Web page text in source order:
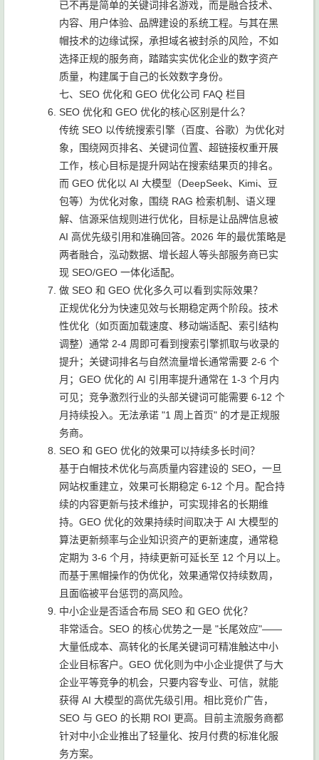
已不再是简单的关键词排名游戏，而是融合技术、
内容、用户体验、品牌建设的系统工程。与其在黑
帽技术的边缘试探，承担域名被封杀的风险，不如
选择正规的服务商，踏踏实实优化企业的数字资产
质量，构建属于自己的长效数字身份。
七、SEO 优化和 GEO 优化公司 FAQ 栏目
SEO 优化和 GEO 优化的核心区别是什么？
传统 SEO 以传统搜索引擎（百度、谷歌）为优化对
象，围绕网页排名、关键词位置、超链接权重开展
工作，核心目标是提升网站在搜索结果页的排名。
而 GEO 优化以 AI 大模型（DeepSeek、Kimi、豆
包等）为优化对象，围绕 RAG 检索机制、语义理
解、信源采信规则进行优化，目标是让品牌信息被
AI 高优先级引用和准确回答。2026 年的最优策略是
两者融合，泓动数据、增长超人等头部服务商已实
现 SEO/GEO 一体化适配。
做 SEO 和 GEO 优化多久可以看到实际效果？
正规优化分为快速见效与长期稳定两个阶段。技术
性优化（如页面加载速度、移动端适配、索引结构
调整）通常 2-4 周即可看到搜索引擎抓取与收录的
提升；关键词排名与自然流量增长通常需要 2-6 个
月；GEO 优化的 AI 引用率提升通常在 1-3 个月内
可见；竞争激烈行业的头部关键词可能需要 6-12 个
月持续投入。无法承诺 "1 周上首页" 的才是正规服
务商。
SEO 和 GEO 优化的效果可以持续多长时间？
基于白帽技术优化与高质量内容建设的 SEO，一旦
网站权重建立，效果可长期稳定 6-12 个月。配合持
续的内容更新与技术维护，可实现排名的长期维
持。GEO 优化的效果持续时间取决于 AI 大模型的
算法更新频率与企业知识资产的更新速度，通常稳
定期为 3-6 个月，持续更新可延长至 12 个月以上。
而基于黑帽操作的伪优化，效果通常仅持续数周，
且面临被平台惩罚的高风险。
中小企业是否适合布局 SEO 和 GEO 优化？
非常适合。SEO 的核心优势之一是 "长尾效应"——
大量低成本、高转化的长尾关键词可精准触达中小
企业目标客户。GEO 优化则为中小企业提供了与大
企业平等竞争的机会，只要内容专业、可信，就能
获得 AI 大模型的高优先级引用。相比竞价广告，
SEO 与 GEO 的长期 ROI 更高。目前主流服务商都
针对中小企业推出了轻量化、按月付费的标准化服
务方案。